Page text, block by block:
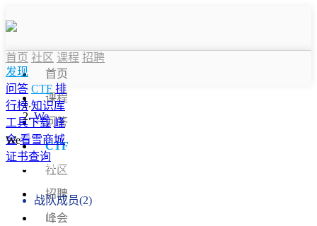
首页
课程
问答
CTF
社区
招聘
峰会
首页 社区 课程 招聘
发现
问答 CTF 排
行榜 知识库
工具下载 峰
会 看雪商城
证书查询
We
We
战队信息
战队成员(2)